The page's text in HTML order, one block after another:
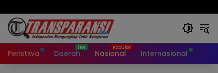
Peristiwa Daerah Nasional Internasional